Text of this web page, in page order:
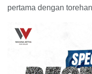
pertama dengan